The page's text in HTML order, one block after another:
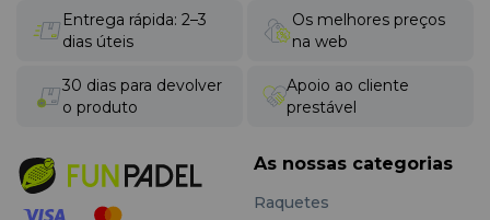
Entrega rápida: 2–3
dias úteis
Os melhores preços
na web
30 dias para devolver
o produto
Apoio ao cliente
prestável
As nossas categorias
Raquetes